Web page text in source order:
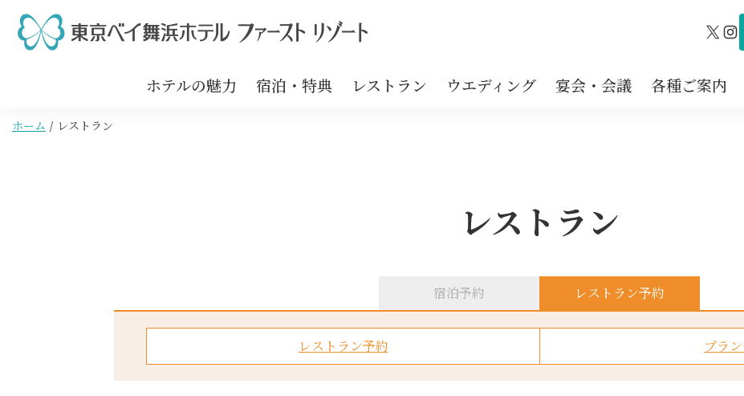
X
ホテルの魅力 宿泊・特典 レストラン ウエディング 宴会・会議 各種ご案内
ホーム レストラン
レストラン
宿泊予約 レストラン予約
レストラン予約 プラ